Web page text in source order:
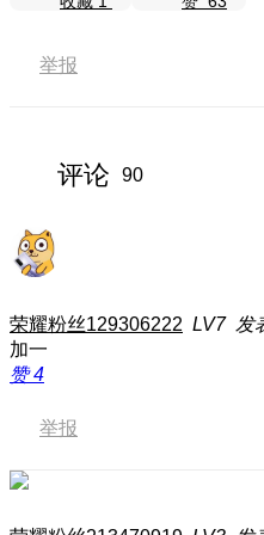
举报
评论 90
荣耀粉丝129306222 LV7 发
加一
赞4
举报